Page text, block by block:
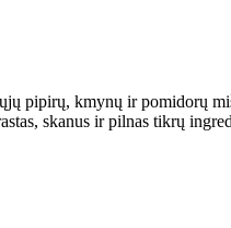
pipirų, kmynų ir pomidorų
skanus ir pilnas tikrų